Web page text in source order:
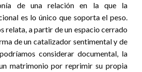
de una relación en la que la
es lo único que soporta el peso.
relata, a partir de un espacio cerrado
de un catalizador sentimental y de
considerar documental, la
matrimonio por reprimir su propia